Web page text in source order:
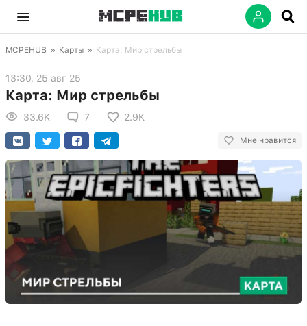
MCPEHUB » Карты » Карта: Мир стрельбы
13:30, 25 авг 25
Карта: Мир стрельбы
33.6K 7 2.9K
Мне нравится